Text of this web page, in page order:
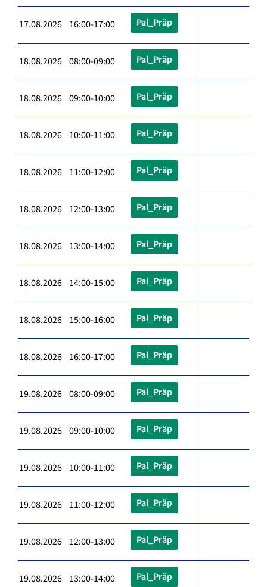
17.08.2026 16:00-17:00 Pal_Präp
18.08.2026 08:00-09:00 Pal_Präp
18.08.2026 09:00-10:00 Pal_Präp
18.08.2026 10:00-11:00 Pal_Präp
18.08.2026 11:00-12:00 Pal_Präp
18.08.2026 12:00-13:00 Pal_Präp
18.08.2026 13:00-14:00 Pal_Präp
18.08.2026 14:00-15:00 Pal_Präp
18.08.2026 15:00-16:00 Pal_Präp
18.08.2026 16:00-17:00 Pal_Präp
19.08.2026 08:00-09:00 Pal_Präp
19.08.2026 09:00-10:00 Pal_Präp
19.08.2026 10:00-11:00 Pal_Präp
19.08.2026 11:00-12:00 Pal_Präp
19.08.2026 12:00-13:00 Pal_Präp
19.08.2026 13:00-14:00 Pal_Präp